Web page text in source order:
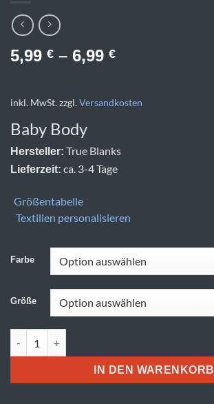
5,99 € – 6,99 €
inkl. MwSt.zzgl.Versandkosten
Baby Body
Hersteller: True Blanks
Lieferzeit: ca. 3-4 Tage
Größentabelle
Textilien personalisieren
Farbe
Größe
IN DEN WARENKORB